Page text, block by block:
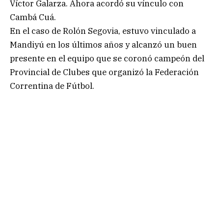
Víctor Galarza. Ahora acordó su vínculo con
Cambá Cuá.
En el caso de Rolón Segovia, estuvo vinculado a
Mandiyú en los últimos años y alcanzó un buen
presente en el equipo que se coronó campeón del
Provincial de Clubes que organizó la Federación
Correntina de Fútbol.